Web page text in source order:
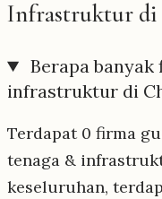
Infrastruktur di
Berapa
infrastruktur di
Terdapat 0 firma
tenaga &
keseluruhan,